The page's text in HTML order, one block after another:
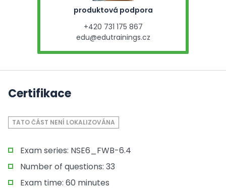
produktová podpora
+420 731 175 867
edu@edutrainings.cz
Certifikace
TATO ČÁST NENÍ LOKALIZOVÁNA
Exam series: NSE6_FWB-6.4
Number of questions: 33
Exam time: 60 minutes